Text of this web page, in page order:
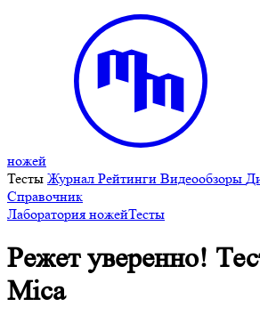
ножей
Тесты Журнал Рейтинги Видеообзоры
Справочник
Лаборатория ножейТесты
Режет уверенно!
Mica